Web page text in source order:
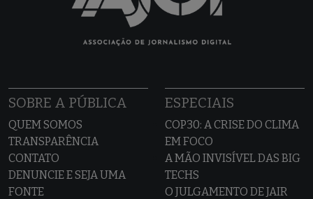
SOBRE A PÚBLICA
QUEM SOMOS
TRANSPARÊNCIA
CONTATO
DENUNCIE E SEJA UMA
FONTE
ESPECIAIS
COP30: A CRISE DO CLIMA
EM FOCO
A MÃO INVISÍVEL DAS BIG
TECHS
O JULGAMENTO DE JAIR